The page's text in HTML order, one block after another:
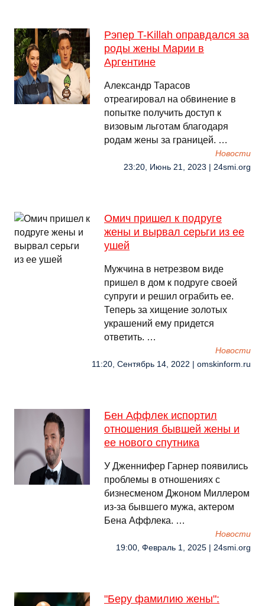
Рэпер T-Killah оправдался за
роды жены Марии в
Аргентине
Александр Тарасов
отреагировал на обвинение в
попытке получить доступ к
визовым льготам благодаря
родам жены за границей. …
Новости
23:20, Июнь 21, 2023 | 24smi.org
Омич пришел к подруге
жены и вырвал серьги из ее
ушей
Мужчина в нетрезвом виде
пришел в дом к подруге своей
супруги и решил ограбить ее.
Теперь за хищение золотых
украшений ему придется
ответить. …
Новости
11:20, Сентябрь 14, 2022 | omskinform.ru
Бен Аффлек испортил
отношения бывшей жены и
ее нового спутника
У Дженнифер Гарнер появились
проблемы в отношениях с
бизнесменом Джоном Миллером
из-за бывшего мужа, актером
Бена Аффлека. …
Новости
19:00, Февраль 1, 2025 | 24smi.org
"Беру фамилию жены":